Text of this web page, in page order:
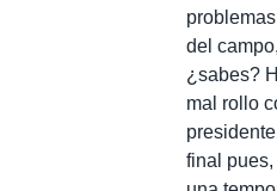
del campo,
¿sabes?
mal rollo
final